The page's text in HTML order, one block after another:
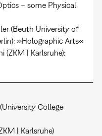
– some Physical
(Beuth University of
»Holographic Arts«
(ZKM | Karlsruhe):
College
| Karlsruhe)